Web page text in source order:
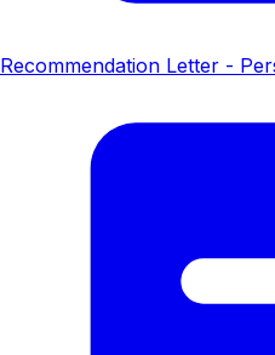
Recommendation Letter -